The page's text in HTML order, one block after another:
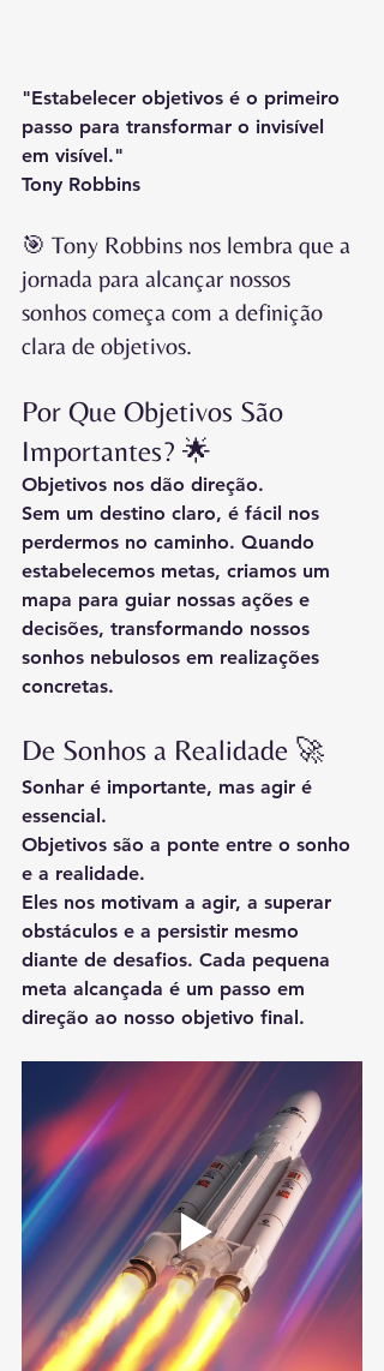
"Estabelecer objetivos é o primeiro
passo para transformar o invisível
em visível."
Tony Robbins
🎯 Tony Robbins nos lembra que a
jornada para alcançar nossos
sonhos começa com a definição
clara de objetivos.
Por Que Objetivos São
Importantes? 🌟
Objetivos nos dão direção.
Sem um destino claro, é fácil nos
perdermos no caminho. Quando
estabelecemos metas, criamos um
mapa para guiar nossas ações e
decisões, transformando nossos
sonhos nebulosos em realizações
concretas.
De Sonhos a Realidade 🚀
Sonhar é importante, mas agir é
essencial.
Objetivos são a ponte entre o sonho
e a realidade.
Eles nos motivam a agir, a superar
obstáculos e a persistir mesmo
diante de desafios. Cada pequena
meta alcançada é um passo em
direção ao nosso objetivo final.